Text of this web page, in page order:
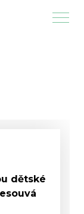
dětské